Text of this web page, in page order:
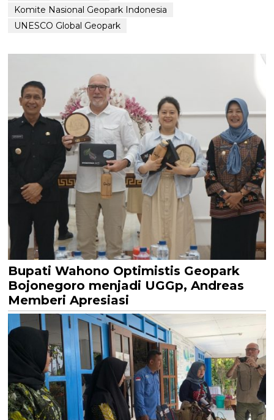
Komite Nasional Geopark Indonesia
UNESCO Global Geopark
Bupati Wahono Optimistis Geopark
Bojonegoro menjadi UGGp, Andreas
Memberi Apresiasi